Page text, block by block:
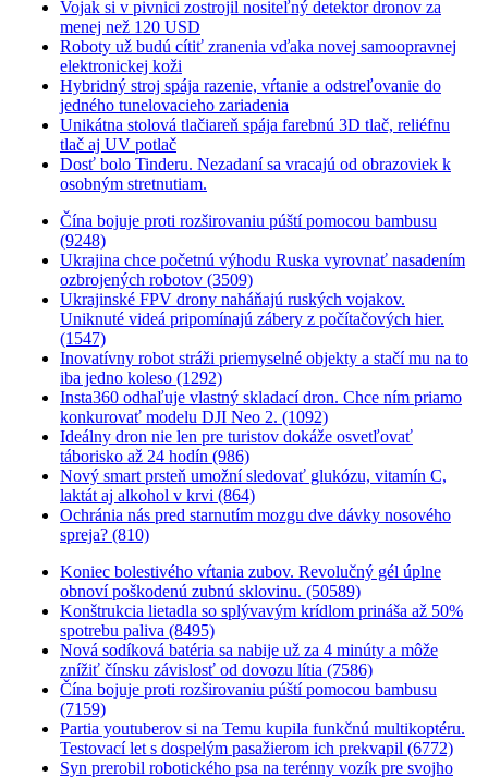
Vojak si v pivnici zostrojil nositeľný detektor dronov za
menej než 120 USD
Roboty už budú cítiť zranenia vďaka novej samoopravnej
elektronickej koži
Hybridný stroj spája razenie, vŕtanie a odstreľovanie do
jedného tunelovacieho zariadenia
Unikátna stolová tlačiareň spája farebnú 3D tlač, reliéfnu
tlač aj UV potlač
Dosť bolo Tinderu. Nezadaní sa vracajú od obrazoviek k
osobným stretnutiam.
Čína bojuje proti rozširovaniu púští pomocou bambusu
(9248)
Ukrajina chce početnú výhodu Ruska vyrovnať nasadením
ozbrojených robotov (3509)
Ukrajinské FPV drony naháňajú ruských vojakov.
Uniknuté videá pripomínajú zábery z počítačových hier.
(1547)
Inovatívny robot stráži priemyselné objekty a stačí mu na to
iba jedno koleso (1292)
Insta360 odhaľuje vlastný skladací dron. Chce ním priamo
konkurovať modelu DJI Neo 2. (1092)
Ideálny dron nie len pre turistov dokáže osvetľovať
táborisko až 24 hodín (986)
Nový smart prsteň umožní sledovať glukózu, vitamín C,
laktát aj alkohol v krvi (864)
Ochránia nás pred starnutím mozgu dve dávky nosového
spreja? (810)
Koniec bolestivého vŕtania zubov. Revolučný gél úplne
obnoví poškodenú zubnú sklovinu. (50589)
Konštrukcia lietadla so splývavým krídlom prináša až 50%
spotrebu paliva (8495)
Nová sodíková batéria sa nabije už za 4 minúty a môže
znížiť čínsku závislosť od dovozu lítia (7586)
Čína bojuje proti rozširovaniu púští pomocou bambusu
(7159)
Partia youtuberov si na Temu kupila funkčnú multikoptéru.
Testovací let s dospelým pasažierom ich prekvapil (6772)
Syn prerobil robotického psa na terénny vozík pre svojho